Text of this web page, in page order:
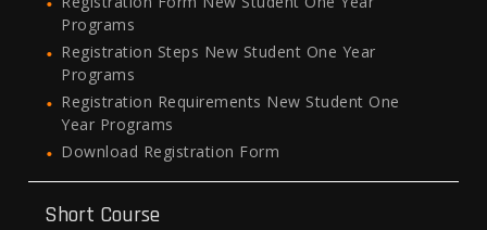
Programs
Registration Steps New Student One Year
Programs
Registration Requirements New Student One
Year Programs
Download Registration Form
Short Course